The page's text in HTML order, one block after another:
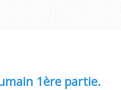
1ère partie.